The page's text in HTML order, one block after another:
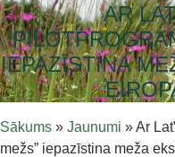
AR
IEPAZĪSTINA
Sākums » Jaunumi »Ar
mežs” iepazīstina meža